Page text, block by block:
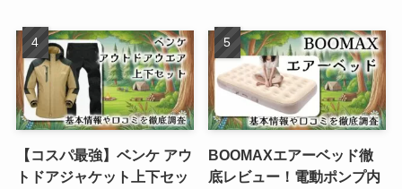
【コスパ最強】ベンケ アウ
トドアジャケット上下セッ
BOOMAXエアーベッド徹
底レビュー！電動ポンプ内